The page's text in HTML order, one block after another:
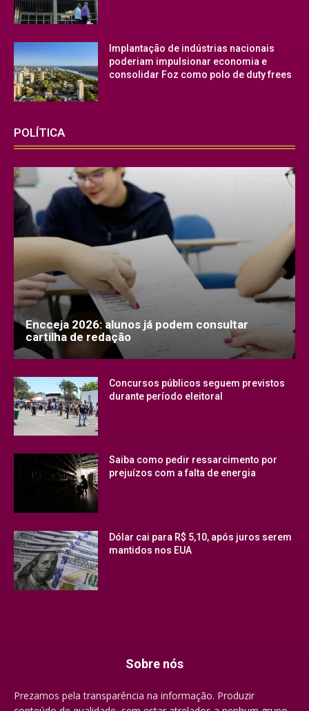
Implantação de indústrias nacionais
poderiam impulsionar economia e
consolidar Foz como polo de duty frees
POLÍTICA
Encceja 2026: alunos já podem consultar
cartilha de redação
Concursos públicos seguem previstos
durante período eleitoral
Saiba como pedir ressarcimento por
prejuízos com a falta de energia
Dólar cai para R$ 5,10, após juros serem
mantidos nos EUA
Sobre nós
Prezamos pela transparência na informação. Produzir